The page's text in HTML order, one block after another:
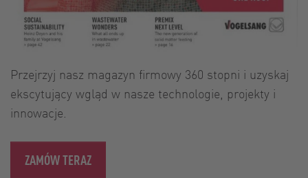
Przejrzyj nasz magazyn firmowy 360 stopni i uzyskaj
ekscytujący wgląd w nasze technologie, projekty i
innowacje.
ZAMÓW TERAZ